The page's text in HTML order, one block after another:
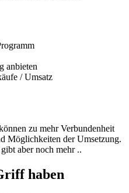
anbieten
/ Umsatz
zu mehr Verbundenheit
Möglichkeiten der Umsetzung.
aber noch mehr ..
haben